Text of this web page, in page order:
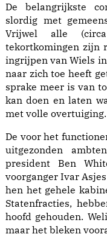
De belangrijkste
slordig met
Vrijwel alle
tekortkomingen zijn
ingrijpen van Wiels
naar zich toe heeft
sprake meer is van
kan doen en laten
met volle overtuiging.
De voor het
uitgezonden
president Ben
voorganger Ivar
hen het gehele
Statenfracties,
hoofd gehouden.
maar het bleken